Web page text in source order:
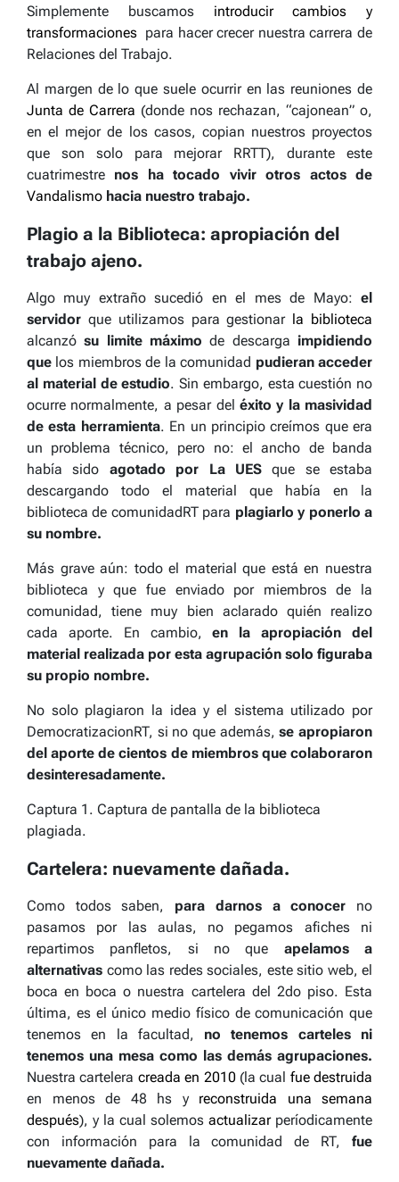
Simplemente buscamos introducir cambios y
transformaciones para hacer crecer nuestra carrera de
Relaciones del Trabajo.
Al margen de lo que suele ocurrir en las reuniones de
Junta de Carrera (donde nos rechazan, “cajonean” o,
en el mejor de los casos, copian nuestros proyectos
que son solo para mejorar RRTT), durante este
cuatrimestre nos ha tocado vivir otros actos de
Vandalismo hacia nuestro trabajo.
Plagio a la Biblioteca: apropiación del
trabajo ajeno.
Algo muy extraño sucedió en el mes de Mayo: el
servidor que utilizamos para gestionar la biblioteca
alcanzósu limite máximo de descargaimpidiendo
que los miembros de la comunidad pudieran acceder
al material de estudio. Sin embargo, esta cuestión no
ocurre normalmente, a pesar del éxito y la masividad
de esta herramienta. En un principio creímos que era
un problema técnico, pero no: el ancho de banda
había sido agotado por La UESque se estaba
descargando todo el material que había en la
biblioteca de comunidadRT para plagiarlo y ponerlo a
su nombre.
Más grave aún: todo el material que está en nuestra
biblioteca y que fue enviado por miembros de la
comunidad, tiene muy bien aclarado quién realizo
cada aporte. En cambio,en la apropiación del
material realizada por esta agrupación solo figuraba
su propio nombre.
No solo plagiaron la idea y el sistema utilizado por
DemocratizacionRT, si no que además,se apropiaron
del aporte de cientos de miembros que colaboraron
desinteresadamente.
Captura 1. Captura de pantalla de la biblioteca
plagiada.
Cartelera: nuevamente dañada.
Como todos saben, para darnos a conocer no
pasamos por las aulas, no pegamos afiches ni
repartimos panfletos, si no que apelamos a
alternativas como las redes sociales, este sitio web, el
boca en boca o nuestra cartelera del 2do piso. Esta
última, es el único medio físico de comunicación que
tenemos en la facultad, no tenemos carteles ni
tenemos una mesa como las demás agrupaciones.
Nuestra cartelera creada en 2010 (la cual fue destruida
en menos de 48 hs y reconstruida una semana
después), y la cual solemos actualizarperíodicamente
con información para la comunidad de RT, fue
nuevamente dañada.